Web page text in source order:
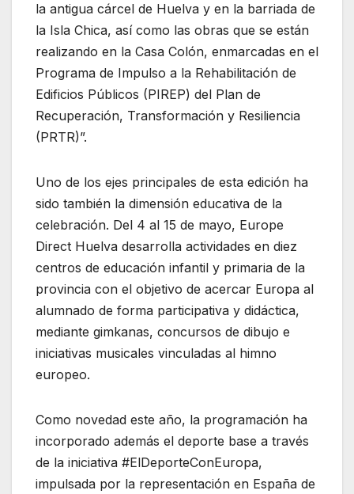
la antigua cárcel de Huelva y en la barriada de
la Isla Chica, así como las obras que se están
realizando en la Casa Colón, enmarcadas en el
Programa de Impulso a la Rehabilitación de
Edificios Públicos (PIREP) del Plan de
Recuperación, Transformación y Resiliencia
(PRTR)”.
Uno de los ejes principales de esta edición ha
sido también la dimensión educativa de la
celebración. Del 4 al 15 de mayo, Europe
Direct Huelva desarrolla actividades en diez
centros de educación infantil y primaria de la
provincia con el objetivo de acercar Europa al
alumnado de forma participativa y didáctica,
mediante gimkanas, concursos de dibujo e
iniciativas musicales vinculadas al himno
europeo.
Como novedad este año, la programación ha
incorporado además el deporte base a través
de la iniciativa #ElDeporteConEuropa,
impulsada por la representación en España de